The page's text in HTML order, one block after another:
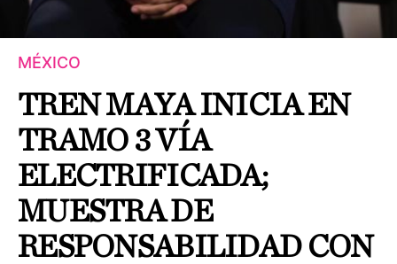
MÉXICO
TREN MAYA INICIA EN
TRAMO 3 VÍA
ELECTRIFICADA;
MUESTRA DE
RESPONSABILIDAD CON